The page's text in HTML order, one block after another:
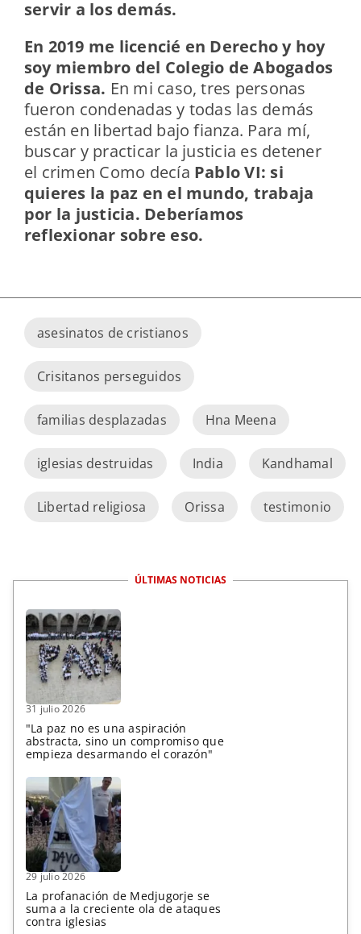
servir a los demás.
En 2019 me licencié en Derecho y hoy
soy miembro del Colegio de Abogados
de Orissa. En mi caso, tres personas
fueron condenadas y todas las demás
están en libertad bajo fianza. Para mí,
buscar y practicar la justicia es detener
el crimen Como decía Pablo VI: si
quieres la paz en el mundo, trabaja
por la justicia. Deberíamos
reflexionar sobre eso.
asesinatos de cristianos
Crisitanos perseguidos
familias desplazadas Hna Meena
iglesias destruidas India Kandhamal
Libertad religiosa Orissa testimonio
ÚLTIMAS NOTICIAS
31 julio 2026
"La paz no es una aspiración
abstracta, sino un compromiso que
empieza desarmando el corazón"
29 julio 2026
La profanación de Medjugorje se
suma a la creciente ola de ataques
contra iglesias